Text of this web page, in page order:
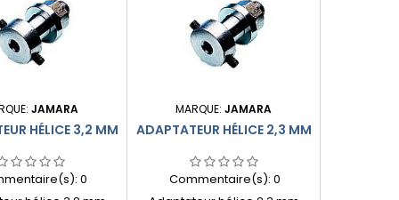
JAMARA
HÉLICE 3,2 MM
0
MARQUE: JAMARA
ADAPTATEUR HÉLICE 2,3 MM
Commentaire(s): 0